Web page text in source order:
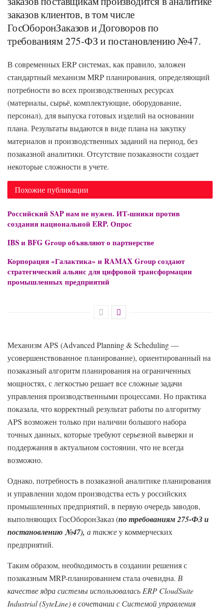
заказов клиентов, в том числе
ГосОборонЗаказов и Договоров по
требованиям 275-ФЗ и постановлению №47.
В современных ERP системах, как правило, заложен
стандартный механизм MRP планирования, определяющий
потребности во всех производственных ресурсах
(материалы, сырьё, комплектующие, оборудование,
персонал), для выпуска готовых изделий на основании
плана. Результаты выдаются в виде плана на закупку
материалов и производственных заданий на период, без
позаказной аналитики. Отсутствие позаказности создает
некоторые сложности в учете.
Похожие публикации
Российский SAP нам не нужен. ИТ-шники против
создания национальной ERP. Опрос
IBS и BFG Group объявляют о партнерстве
Корпорация «Галактика» и RAMAX Group создают
стратегический альянс для цифровой трансформации
промышленных предприятий
Механизм APS (Advanced Planning & Scheduling —
усовершенствованное планирование), ориентированный на
позаказный алгоритм планирования на ограниченных
мощностях, с легкостью решает все сложные задачи
управления производственными процессами. Но практика
показала, что корректный результат работы по алгоритму
APS возможен только при наличии большого набора
точных данных, которые требуют серьезной выверки и
поддержания в актуальном состоянии, что не всегда
возможно.
Однако, потребность в позаказной аналитике планирования
и управлении ходом производства есть у российских
промышленных предприятий, в первую очередь заводов,
выполняющих ГосОборонЗаказ (по требованиям 275-ФЗ и
постановлению №47), а такжеу коммерческих
предприятий.
Таким образом, необходимость в создании решения с
позаказным MRP-планированием стала очевидна. В
качестве ядра системы использовалась ERP CloudSuite
Industrial (SyteLine) в сочетании с Системой управления